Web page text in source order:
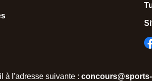
à l'adresse suivante :